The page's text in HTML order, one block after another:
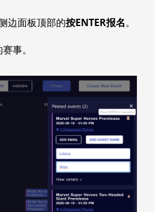
边面板顶部的按ENTER报名。
事。